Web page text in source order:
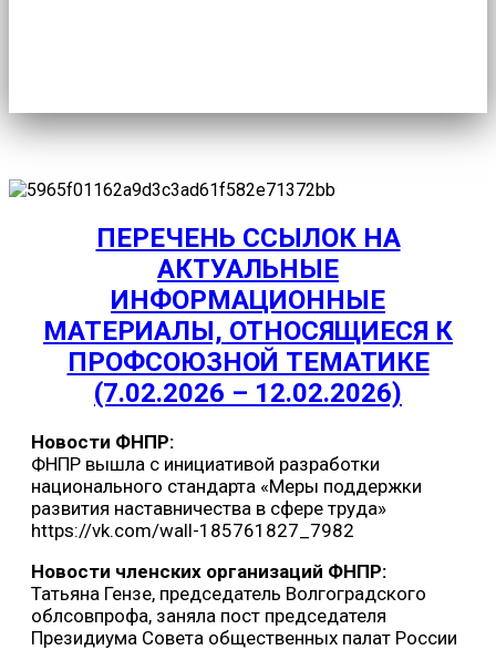
ПЕРЕЧЕНЬ ССЫЛОК НА
АКТУАЛЬНЫЕ
ИНФОРМАЦИОННЫЕ
МАТЕРИАЛЫ, ОТНОСЯЩИЕСЯ К
ПРОФСОЮЗНОЙ ТЕМАТИКЕ
(7.02.2026 – 12.02.2026)
Новости ФНПР:
ФНПР вышла с инициативой разработки
национального стандарта «Меры поддержки
развития наставничества в сфере труда»
https://vk.com/wall-185761827_7982
Новости членских организаций ФНПР:
Татьяна Гензе, председатель Волгоградского
облсовпрофа, заняла пост председателя
Президиума Совета общественных палат России